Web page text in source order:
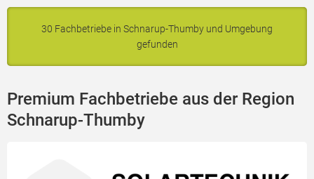
30 Fachbetriebe in Schnarup-Thumby und Umgebung
gefunden
Premium Fachbetriebe aus der Region
Schnarup-Thumby